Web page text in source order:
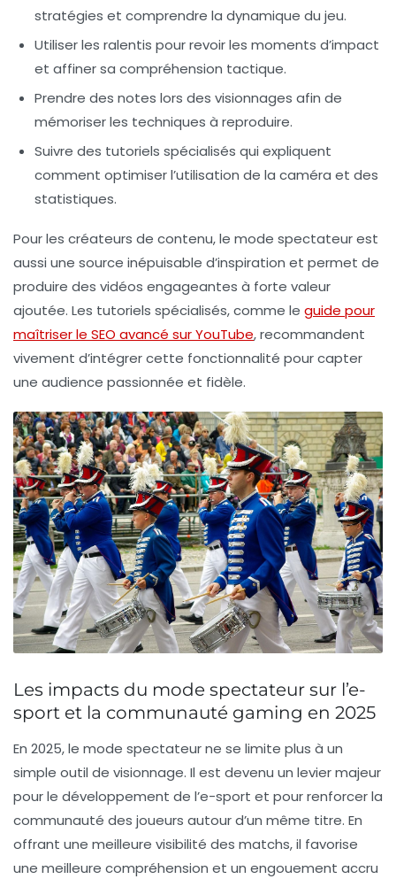
stratégies et comprendre la dynamique du jeu.
Utiliser les ralentis pour revoir les moments d’impact
et affiner sa compréhension tactique.
Prendre des notes lors des visionnages afin de
mémoriser les techniques à reproduire.
Suivre des tutoriels spécialisés qui expliquent
comment optimiser l’utilisation de la caméra et des
statistiques.
Pour les créateurs de contenu, le mode spectateur est
aussi une source inépuisable d’inspiration et permet de
produire des vidéos engageantes à forte valeur
ajoutée. Les tutoriels spécialisés, comme le guide pour
maîtriser le SEO avancé sur YouTube, recommandent
vivement d’intégrer cette fonctionnalité pour capter
une audience passionnée et fidèle.
Les impacts du mode spectateur sur l’e-
sport et la communauté gaming en 2025
En 2025, le mode spectateur ne se limite plus à un
simple outil de visionnage. Il est devenu un levier majeur
pour le développement de l’e-sport et pour renforcer la
communauté des joueurs autour d’un même titre. En
offrant une meilleure visibilité des matchs, il favorise
une meilleure compréhension et un engouement accru